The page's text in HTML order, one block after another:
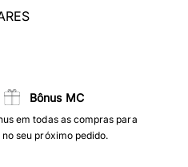
Bônus MC
em todas as compras para
no seu próximo pedido.